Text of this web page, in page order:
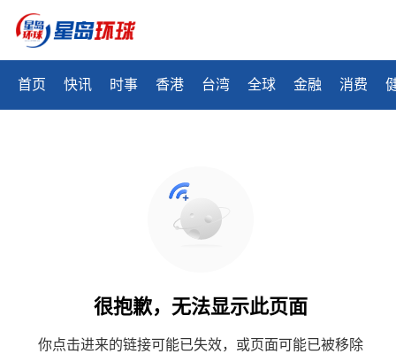
首页 快讯 时事 香港 台湾 全球 金融 消费
很抱歉，无法显示此页面
你点击进来的链接可能已失效，或页面可能已被移除